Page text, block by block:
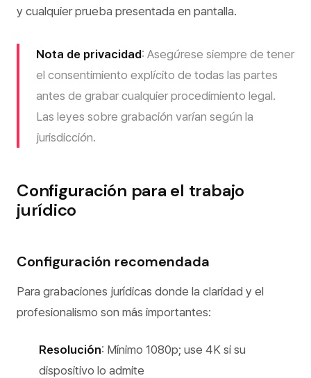
y cualquier prueba presentada en pantalla.
Nota de privacidad: Asegúrese siempre de tener
el consentimiento explícito de todas las partes
antes de grabar cualquier procedimiento legal.
Las leyes sobre grabación varían según la
jurisdicción.
Configuración para el trabajo
jurídico
Configuración recomendada
Para grabaciones jurídicas donde la claridad y el
profesionalismo son más importantes:
Resolución: Mínimo 1080p; use 4K si su
dispositivo lo admite